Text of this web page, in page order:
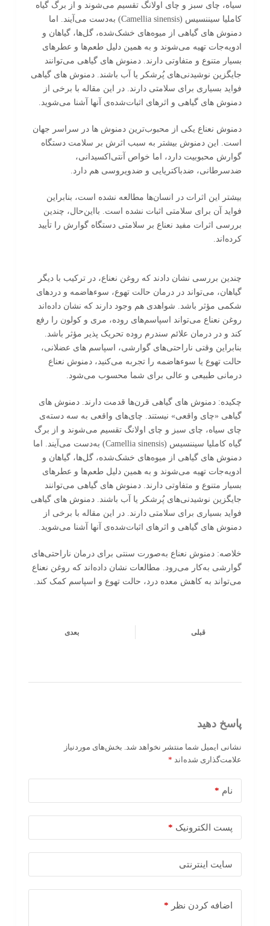
سیاه، چای سبز و چای اولانگ تقسیم می‌شوند و از برگ گیاه
کاملیا سیننسیس (Camellia sinensis) به‌دست می‌آیند. اما
دمنوش های گیاهی از میوه‌های خشک‌شده، گل‌ها، گیاهان و
ادویه‌جات تهیه می‌شوند و به همین دلیل طعم‌ها و عطرهای
بسیار متنوع و متفاوتی دارند. دمنوش های گیاهی می‌توانند
جایگزین نوشیدنی‌های پُرشکر یا آب باشند. دمنوش های گیاهی
فواید بسیاری برای سلامتی دارند. در این مقاله با برخی از
دمنوش های گیاهی و اثرهای اثبات‌شده‌ی آنها آشنا می‌شوید.
دمنوش نعناع یکی از محبوب‌ترین دمنوش‌ ها در سراسر جهان
است. این دمنوش بیشتر به سبب اثرش بر سلامت دستگاه
گوارش محبوبیت دارد، اما خواص آنتی‌اکسیدانی،
ضدسرطانی، ضدباکتریایی و ضدویروسی هم دارد.
بیشتر این اثرات در انسان‌ها مطالعه نشده است، بنابراین
فواید آن برای سلامتی اثبات نشده است. بااین‌حال، چندین
بررسی اثرات مفید نعناع بر سلامتی دستگاه گوارش را تأیید
کرد‌ه‌اند.
چندین بررسی نشان دادند که روغن نعناع، در ترکیب با دیگر
گیاهان، می‌تواند در درمان حالت تهوع، سوءهاضمه و دردهای
شکمی مؤثر باشد. شواهدی هم وجود دارند که نشان داده‌اند
روغن نعناع می‌تواند اسپاسم‌های روده، مری و کولون را رفع
کند و در درمان علائم سندرم روده تحریک پذیر مؤثر باشد.
بنابراین وقتی ناراحتی‌های گوارشی، اسپاسم های عضلانی،
حالت تهوع یا سوءهاضمه را تجربه می‌کنید، دمنوش نعناع
درمانی طبیعی و عالی برای شما محسوب می‌شود.
چکیده: دمنوش های گیاهی قرن‌ها قدمت دارند. دمنوش های
گیاهی «چای واقعی» نیستند. چای‌های واقعی به سه دسته‌ی
چای سیاه، چای سبز و چای اولانگ تقسیم می‌شوند و از برگ
گیاه کاملیا سیننسیس (Camellia sinensis) به‌دست می‌آیند. اما
دمنوش های گیاهی از میوه‌های خشک‌شده، گل‌ها، گیاهان و
ادویه‌جات تهیه می‌شوند و به همین دلیل طعم‌ها و عطرهای
بسیار متنوع و متفاوتی دارند. دمنوش های گیاهی می‌توانند
جایگزین نوشیدنی‌های پُرشکر یا آب باشند. دمنوش های گیاهی
فواید بسیاری برای سلامتی دارند. در این مقاله با برخی از
دمنوش های گیاهی و اثرهای اثبات‌شده‌ی آنها آشنا می‌شوید.
خلاصه: دمنوش نعناع به‌صورت سنتی برای درمان ناراحتی‌های
گوارشی به‌کار می‌رود. مطالعات نشان داده‌اند که روغن نعناع
می‌تواند به کاهش معده درد، حالت تهوع و اسپاسم کمک کند.
قبلی بعدی
پاسخ دهید
نشانی ایمیل شما منتشر نخواهد شد. بخش‌های موردنیاز
علامت‌گذاری شده‌اند *
نام *
پست الکترونیک *
سایت اینترنتی
اضافه کردن نظر *